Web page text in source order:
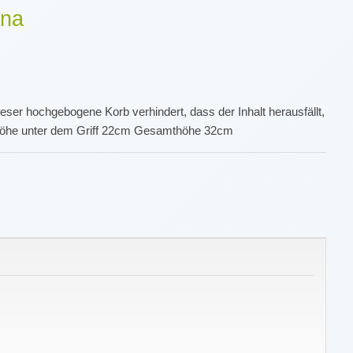
hochgebogene Korb verhindert, dass der Inhalt herausfällt,
unter dem Griff 22cm Gesamthöhe 32cm